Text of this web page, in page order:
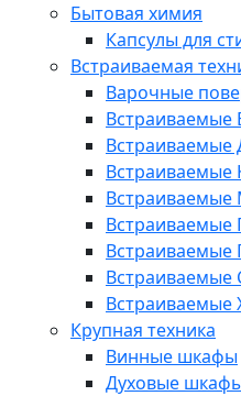
Бытовая химия
Капсулы для
Встраиваемая
Варочные
Встраиваемые
Встраиваемые
Встраиваемые
Крупная техника
Винные шкафы
Духовые